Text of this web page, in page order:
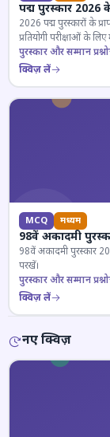
पद्म पुरस्कार 2026
2026 पद्म पुरस्कारों के
प्रतियोगी परीक्षाओं के लिए
पुरस्कार और सम्मान
क्विज़ लें
MCQ मध्यम
98वें अकादमी
98वें अकादमी पुरस्कार
परखें।
पुरस्कार और सम्मान
क्विज़ लें
नए क्विज़